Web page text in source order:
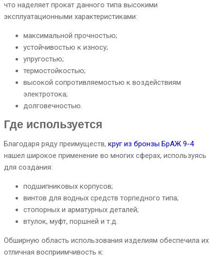
что наделяет прокат данного типа высокими
эксплуатационными характеристиками:
максимальной прочностью;
устойчивостью к износу;
упругостью;
термостойкостью;
высокой сопротивляемостью к воздействиям
электротока;
долговечностью.
Где используется
Благодаря ряду преимуществ, круг из бронзы БрАЖ 9-4
нашел широкое применение во многих сферах, используясь
для создания:
подшипниковых корпусов;
винтов для водных средств торпедного типа;
стопорных и арматурных деталей;
втулок, муфт, поршней и т.д.
Обширную область использования изделиям обеспечила их
отличная восприимчивость к: